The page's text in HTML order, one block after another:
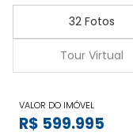
32 Fotos
Tour Virtual
VALOR DO IMÓVEL
R$ 599.995